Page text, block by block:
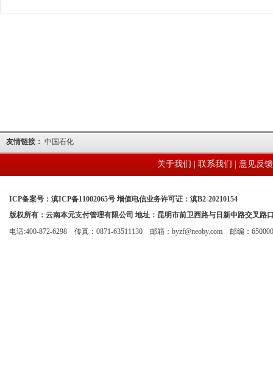
友情链接： 中国石化
关于我们 联系我们 意见反馈
ICP备案号：滇ICP备11002065号 增值电信业务许可证：滇B2-20210154
版权所有：云南本元支付管理有限公司 地址：昆明市前卫西路与日新中路交叉
电话:400-872-6298 传真：0871-63511130 邮箱：byzf@neoby.com 邮编：